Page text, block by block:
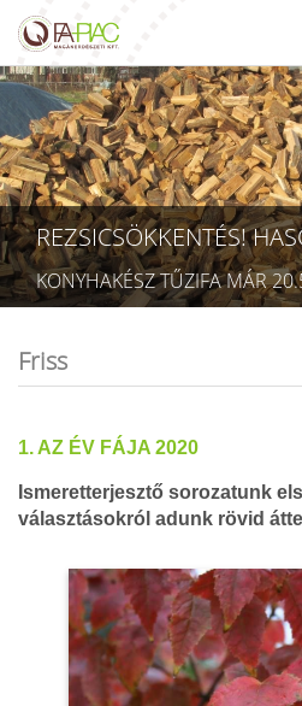
Friss
1. AZ ÉV FÁJA 2020
Ismeretterjesztő sorozatunk
választásokról adunk rövid